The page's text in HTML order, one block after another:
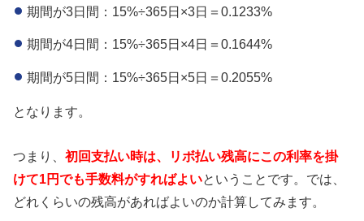
期間が3日間：15%÷365日×3日＝0.1233%
期間が4日間：15%÷365日×4日＝0.1644%
期間が5日間：15%÷365日×5日＝0.2055%
となります。
つまり、初回支払い時は、リボ払い残高にこの利率を掛
けて1円でも手数料がすればよいということです。では、
どれくらいの残高があればよいのか計算してみます。